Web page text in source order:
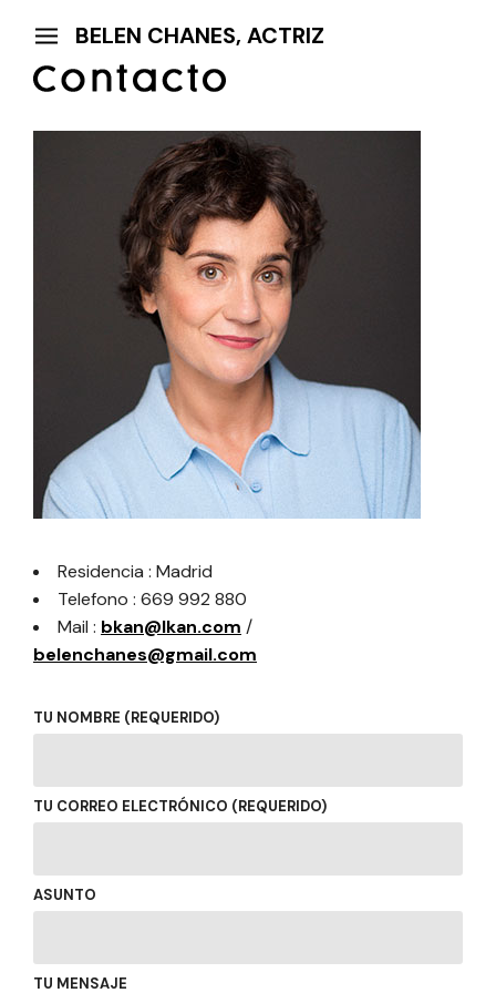
BELEN CHANES, ACTRIZ
Residencia : Madrid
Telefono : 669 992 880
Mail : bkan@lkan.com /
belenchanes@gmail.com
TU NOMBRE (REQUERIDO)
TU CORREO ELECTRÓNICO (REQUERIDO)
ASUNTO
TU MENSAJE